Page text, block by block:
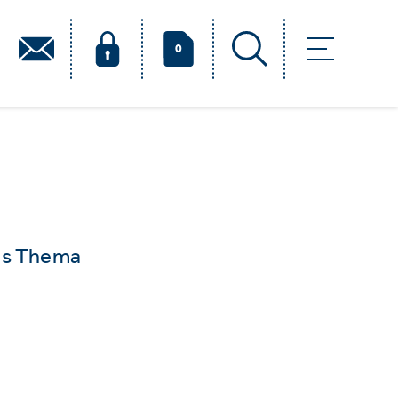
0
Thema